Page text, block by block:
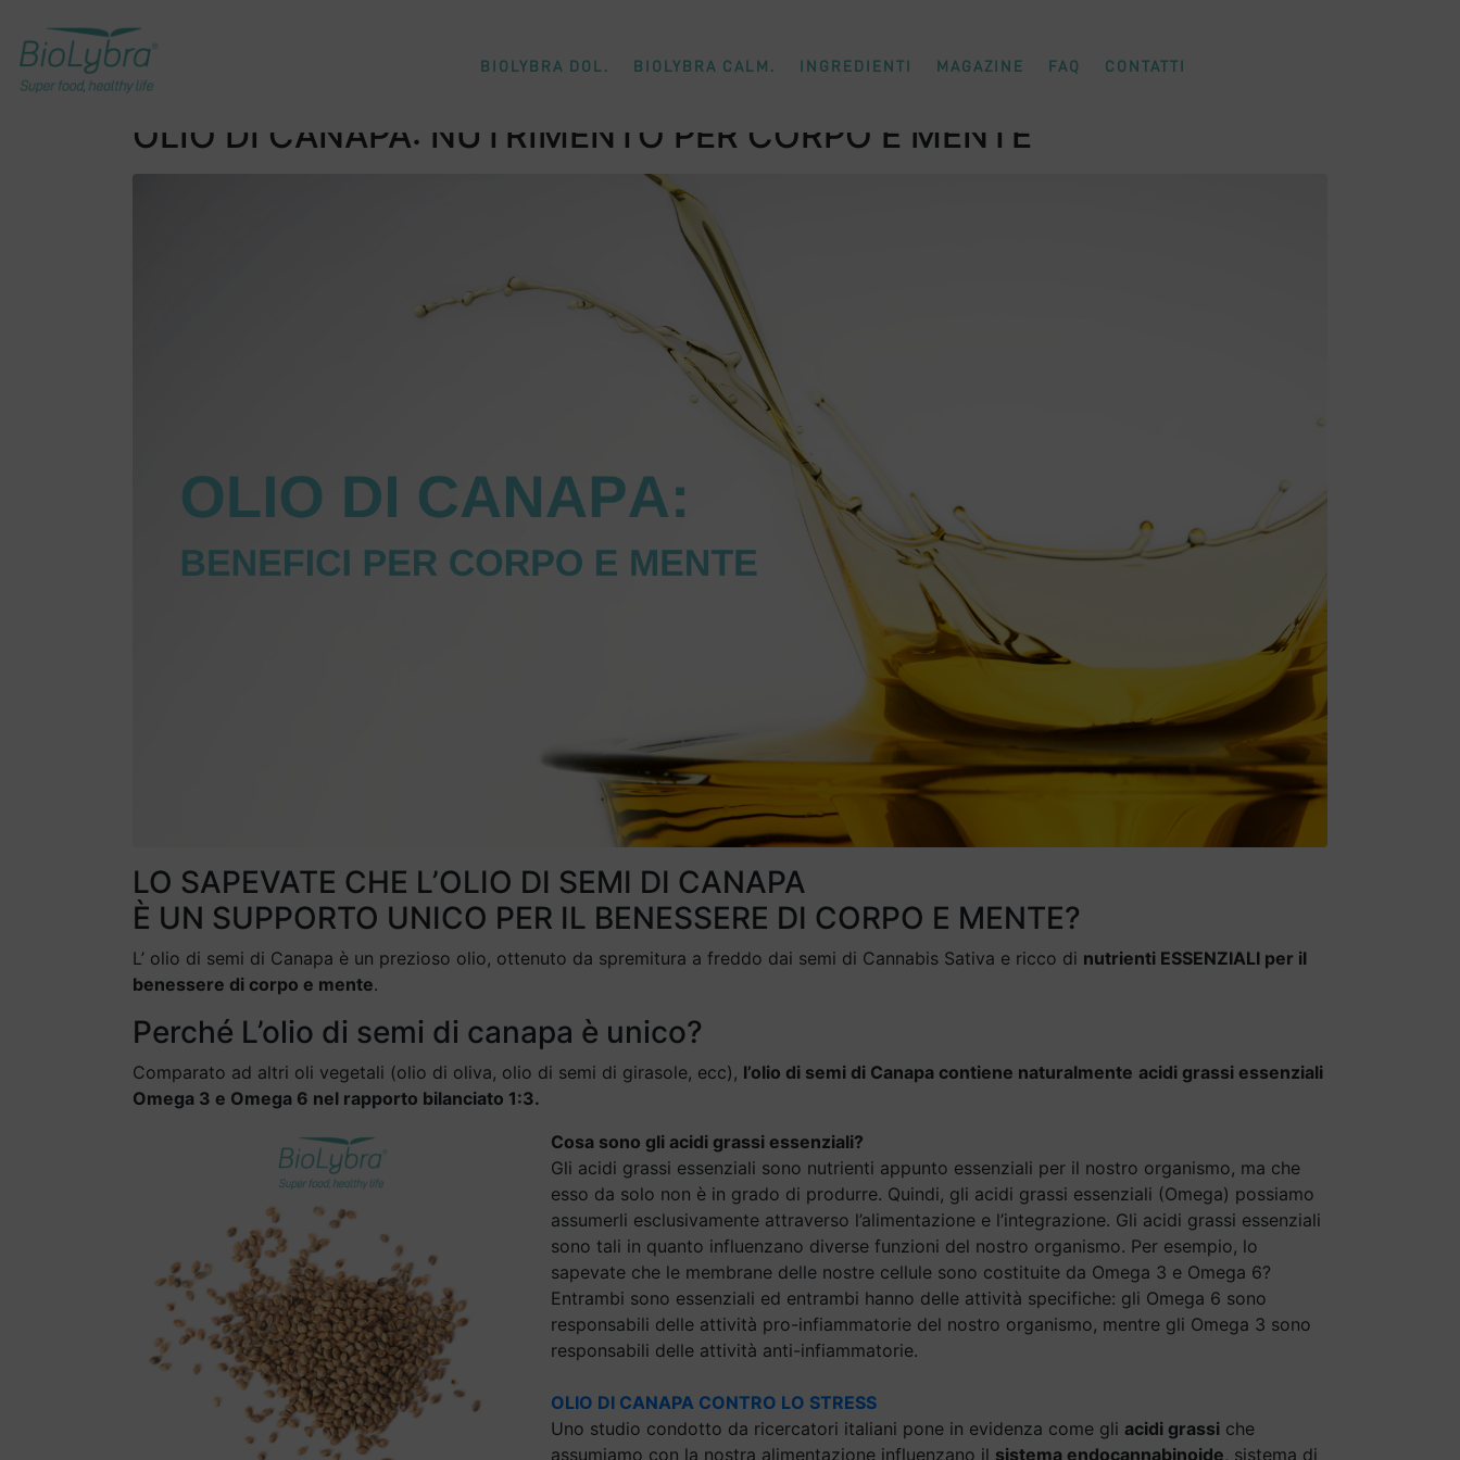
BIOLYBRA DOL. BIOLYBRA CALM. INGREDIENTI MAGAZINE FAQ CONTATTI
OLIO DI CANAPA: NUTRIMENTO PER CORPO E MENTE
LO SAPEVATE CHE L’OLIO DI SEMI DI CANAPA
È UN SUPPORTO UNICO PER IL BENESSERE DI CORPO E MENTE?
L’ olio di semi di Canapa è un prezioso olio, ottenuto da spremitura a freddo dai semi di Cannabis Sativa e ricco di nutrienti ESSENZIALI per il
benessere di corpo e mente.
Perché L’olio di semi di canapa è unico?
Comparato ad altri oli vegetali (olio di oliva, olio di semi di girasole, ecc), l’olio di semi di Canapa contiene naturalmente acidi grassi essenziali
Omega 3 e Omega 6 nel rapporto bilanciato 1:3.
Cosa sono gli acidi grassi essenziali?
Gli acidi grassi essenziali sono nutrienti appunto essenziali per il nostro organismo, ma che
esso da solo non è in grado di produrre. Quindi, gli acidi grassi essenziali (Omega) possiamo
assumerli esclusivamente attraverso l’alimentazione e l’integrazione. Gli acidi grassi essenziali
sono tali in quanto influenzano diverse funzioni del nostro organismo. Per esempio, lo
sapevate che le membrane delle nostre cellule sono costituite da Omega 3 e Omega 6?
Entrambi sono essenziali ed entrambi hanno delle attività specifiche: gli Omega 6 sono
responsabili delle attività pro-infiammatorie del nostro organismo, mentre gli Omega 3 sono
responsabili delle attività anti-infiammatorie.
OLIO DI CANAPA CONTRO LO STRESS
Uno studio condotto da ricercatori italiani pone in evidenza come gli acidi grassi che
assumiamo con la nostra alimentazione influenzano il sistema endocannabinoide, sistema di